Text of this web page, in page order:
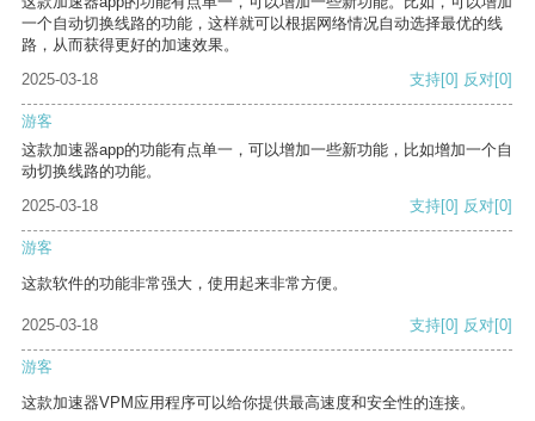
一个自动切换线路的功能，这样就可以根据网络情况自动选择最优的线
路，从而获得更好的加速效果。
2025-03-18
支持[0] 反对[0]
游客
这款加速器app的功能有点单一，可以增加一些新功能，比如增加一个自
动切换线路的功能。
2025-03-18
支持[0] 反对[0]
游客
这款软件的功能非常强大，使用起来非常方便。
2025-03-18 支持[0] 反对[0]
游客
这款加速器VPM应用程序可以给你提供最高速度和安全性的连接。